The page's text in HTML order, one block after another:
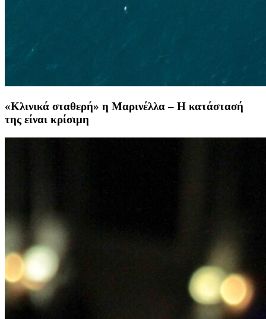
«Κλινικά σταθερή» η Μαρινέλλα – Η κατάστασή
της είναι κρίσιμη